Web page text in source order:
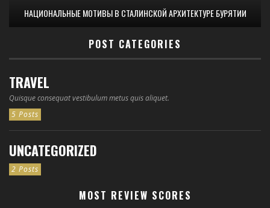
НАЦИОНАЛЬНЫЕ МОТИВЫ В СТАЛИНСКОЙ АРХИТЕКТУРЕ БУРЯТИИ
POST CATEGORIES
TRAVEL
Quisque consequat vestibulum metus quis aliquet.
5 Posts
UNCATEGORIZED
2 Posts
MOST REVIEW SCORES